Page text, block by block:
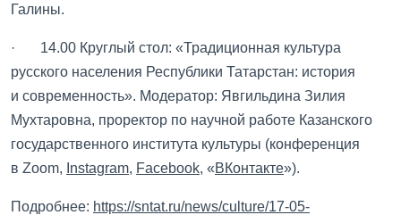
Галины.
· 14.00 Круглый стол: «Традиционная культура
русского населения Республики Татарстан: история
и современность». Модератор: Явгильдина Зилия
Мухтаровна, проректор по научной работе Казанского
государственного института культуры (конференция
в Zoom, Instagram, Facebook, «ВКонтакте»).
Подробнее: https://sntat.ru/news/culture/17-05-